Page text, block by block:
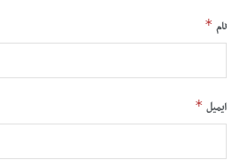
نام *
ایمیل *